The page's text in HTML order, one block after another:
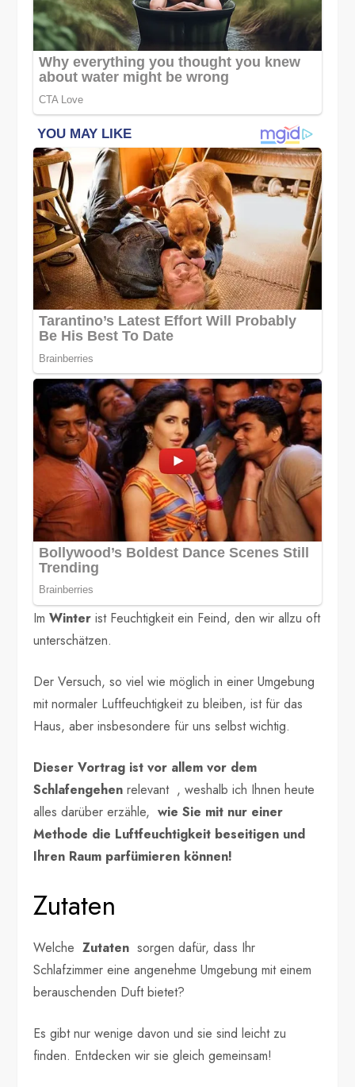
ImWinter ist Feuchtigkeit ein Feind, den wir allzu oft
unterschätzen.
Der Versuch, so viel wie möglich in einer Umgebung
mit normaler Luftfeuchtigkeit zu bleiben, ist für das
Haus, aber insbesondere für uns selbst wichtig.
Dieser Vortrag ist vor allem vor dem
Schlafengehen relevant , weshalb ich Ihnen heute
alles darüber erzähle,wie Sie mit nur einer
Methode die Luftfeuchtigkeit beseitigen und
Ihren Raum parfümieren können!
Zutaten
WelcheZutaten sorgen dafür, dass Ihr
Schlafzimmer eine angenehme Umgebung mit einem
berauschenden Duft bietet?
Es gibt nur wenige davon und sie sind leicht zu
finden. Entdecken wir sie gleich gemeinsam!